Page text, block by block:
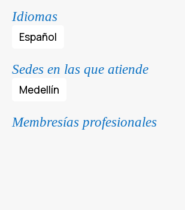
Idiomas
Español
Sedes en las que atiende
Medellín
Membresías profesionales